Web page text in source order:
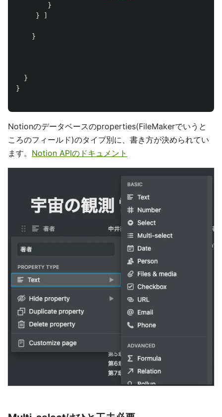
}
}
]
}
}
}
Notionのデータベースのproperties(FileMakerでいうと
ころのフィールド)のタイプ別に、書き方が決められてい
ます。 Notion APIのドキュメント